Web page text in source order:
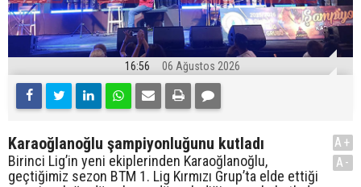
16:56 06 Ağustos 2026
Karaoğlanoğlu şampiyonluğunu kutladı
Birinci Lig’in yeni ekiplerinden Karaoğlanoğlu,
geçtiğimiz sezon BTM 1. Lig Kırmızı Grup’ta elde ettiği
A+
A-